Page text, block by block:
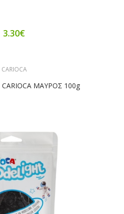
3.30€
CARIOCA
ΜΑΥΡΟΣ 100g